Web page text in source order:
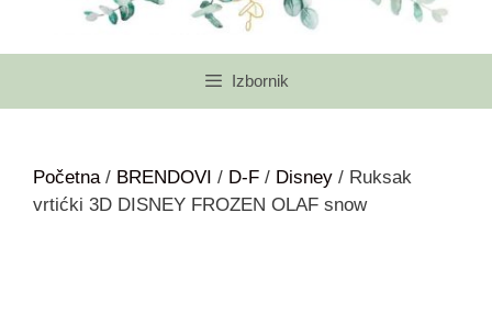
Izbornik
Početna/ BRENDOVI / D-F / Disney / Ruksak
vrtićki 3D DISNEY FROZEN OLAF snow